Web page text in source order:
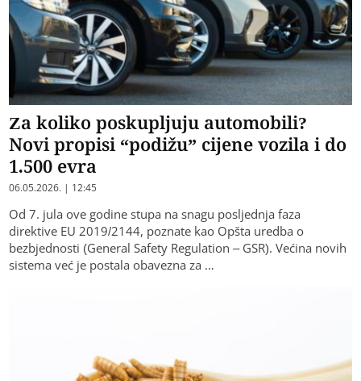
Za koliko poskupljuju automobili?
Novi propisi “podižu” cijene vozila i do
1.500 evra
06.05.2026. | 12:45
Od 7. jula ove godine stupa na snagu posljednja faza
direktive EU 2019/2144, poznate kao Opšta uredba o
bezbjednosti (General Safety Regulation – GSR). Većina novih
sistema već je postala obavezna za …